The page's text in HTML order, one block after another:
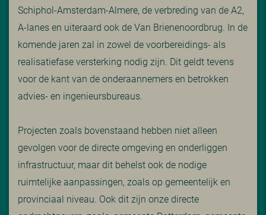
Schiphol-Amsterdam-Almere, de verbreding van de A2,
A-lanes en uiteraard ook de Van Brienenoordbrug. In de
komende jaren zal in zowel de voorbereidings- als
realisatiefase versterking nodig zijn. Dit geldt tevens
voor de kant van de onderaannemers en betrokken
advies- en ingenieursbureaus.
Projecten zoals bovenstaand hebben niet alleen
gevolgen voor de directe omgeving en onderliggen
infrastructuur, maar dit behelst ook de nodige
ruimtelijke aanpassingen, zoals op gemeentelijk en
provinciaal niveau. Ook dit zijn onze directe